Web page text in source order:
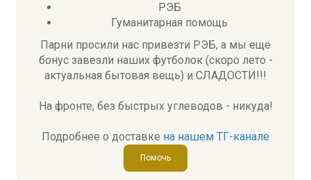
РЭБ
Гуманитарная помощь
Парни просили нас привезти РЭБ, а мы еще
бонус завезли наших футболок (скоро лето -
актуальная бытовая вещь) и СЛАДОСТИ!!!
На фронте, без быстрых углеводов - никуда!
Подробнее о доставке на нашем ТГ-канале
Помочь